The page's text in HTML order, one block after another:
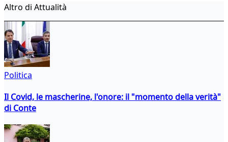
Altro di Attualità
Politica
Il Covid, le mascherine, l'onore: il "momento della verità"
di Conte